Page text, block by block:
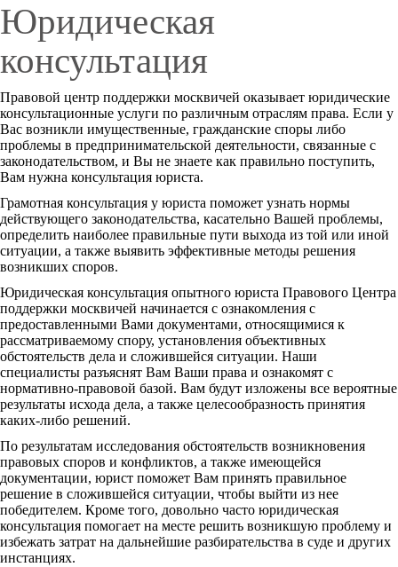
Юридическая
консультация
Правовой центр поддержки москвичей оказывает юридические
консультационные услуги по различным отраслям права. Если у
Вас возникли имущественные, гражданские споры либо
проблемы в предпринимательской деятельности, связанные с
законодательством, и Вы не знаете как правильно поступить,
Вам нужна консультация юриста.
Грамотная консультация у юриста поможет узнать нормы
действующего законодательства, касательно Вашей проблемы,
определить наиболее правильные пути выхода из той или иной
ситуации, а также выявить эффективные методы решения
возникших споров.
Юридическая консультация опытного юриста Правового Центра
поддержки москвичей начинается с ознакомления с
предоставленными Вами документами, относящимися к
рассматриваемому спору, установления объективных
обстоятельств дела и сложившейся ситуации. Наши
специалисты разъяснят Вам Ваши права и ознакомят с
нормативно-правовой базой. Вам будут изложены все вероятные
результаты исхода дела, а также целесообразность принятия
каких-либо решений.
По результатам исследования обстоятельств возникновения
правовых споров и конфликтов, а также имеющейся
документации, юрист поможет Вам принять правильное
решение в сложившейся ситуации, чтобы выйти из нее
победителем. Кроме того, довольно часто юридическая
консультация помогает на месте решить возникшую проблему и
избежать затрат на дальнейшие разбирательства в суде и других
инстанциях.